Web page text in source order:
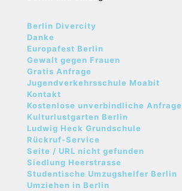
Berlin Divercity
Danke
Europafest Berlin
Gewalt gegen Frauen
Gratis Anfrage
Jugendverkehrsschule Moabit
Kontakt
Kostenlose unverbindliche Anfrage
Kulturlustgarten Berlin
Ludwig Heck Grundschule
Rückruf-Service
Seite / URL nicht gefunden
Siedlung Heerstrasse
Studentische Umzugshelfer Berlin
Umziehen in Berlin